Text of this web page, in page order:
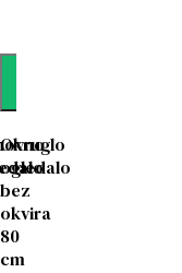
Okruglo
ogledalo
bez
okvira
80
cm